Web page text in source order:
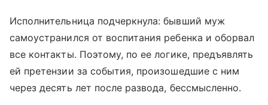
Исполнительница подчеркнула: бывший муж
самоустранился от воспитания ребенка и оборвал
все контакты. Поэтому, по ее логике, предъявлять
ей претензии за события, произошедшие с ним
через десять лет после развода, бессмысленно.